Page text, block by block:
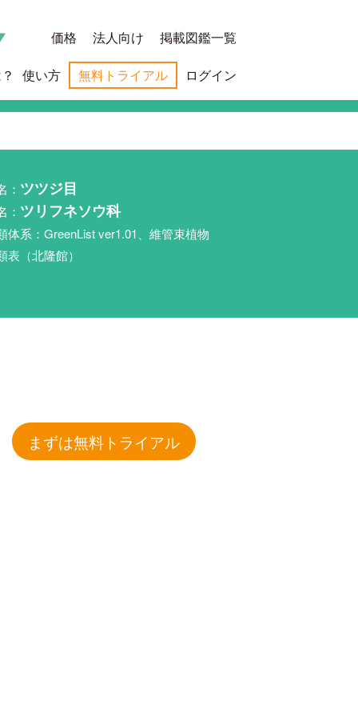
価格 法人向け 掲載図鑑一覧
使い方 無料トライアル ログイン
： ツツジ目
： ツリフネソウ科
体系：GreenList ver1.01、維管束植物
表（北隆館）
まずは無料トライアル